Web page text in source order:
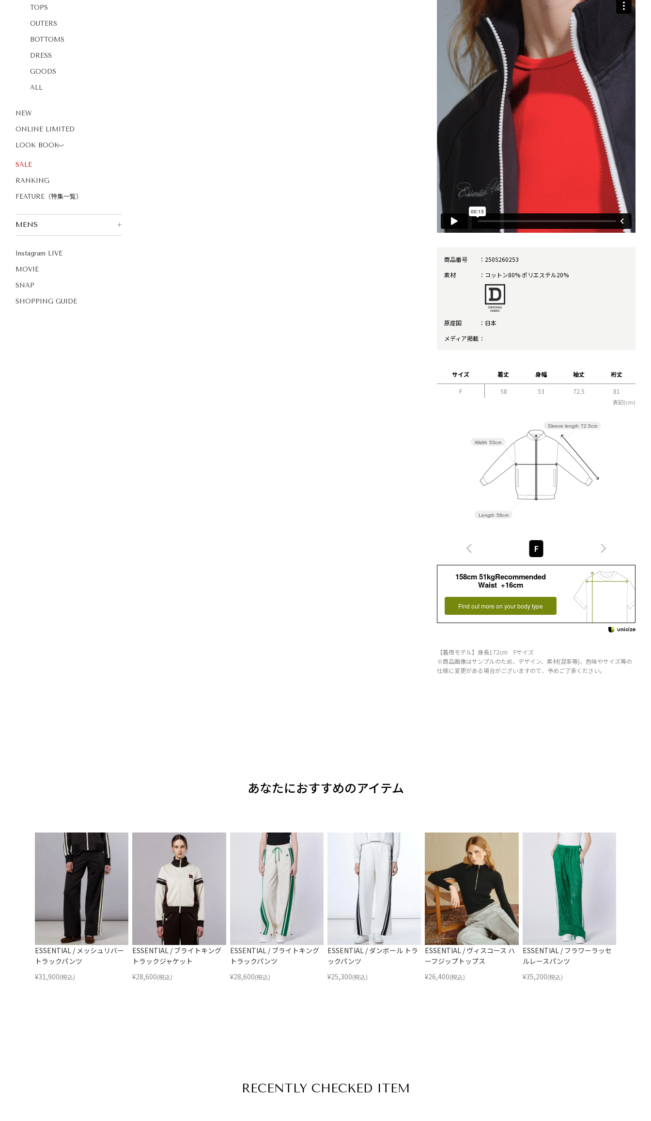
TOPS
OUTERS
BOTTOMS
DRESS
GOODS
ALL
NEW
ONLINE LIMITED
LOOK BOOK〉
SALE
RANKING
FEATURE（特集一覧）
MENS
Instagram LIVE
MOVIE
SNAP
SHOPPING GUIDE
商品番号
2505260253
素材
コットン80% ポリエステル20%
原産国
日本
メディア掲載
サイズ 着丈 身幅 袖丈 裄丈
F 58 53 72.5 81
表記(cm)
Sleeve length 72.5cm
Length 58cm
Width 53cm
F
158cm 51kgRecommended
Waist +16cm
Find out more on your body type
【着用モデル】身長172cm Fサイズ
※商品画像はサンプルのため、デザイン、素材(混率等)、色味やサイズ等の
仕様に変更がある場合がございますので、予めご了承ください。
あなたにおすすめのアイテム
ESSENTIAL / メッシュリバー
トラックパンツ
¥31,900(税込)
ESSENTIAL / ブライトキング
トラックジャケット
¥28,600(税込)
ESSENTIAL / ブライトキング
トラックパンツ
¥28,600(税込)
ESSENTIAL / ダンボール トラ
ックパンツ
¥25,300(税込)
ESSENTIAL / ヴィスコース ハ
ーフジップトップス
¥26,400(税込)
ESSENTIAL / フラワーラッセ
ルレースパンツ
¥35,200(税込)
RECENTLY CHECKED ITEM